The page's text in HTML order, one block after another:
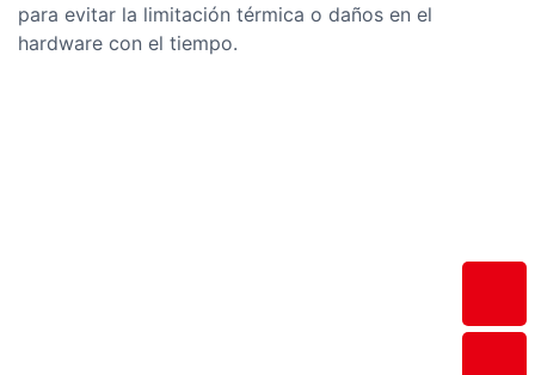
para evitar la limitación térmica o daños en el
hardware con el tiempo.